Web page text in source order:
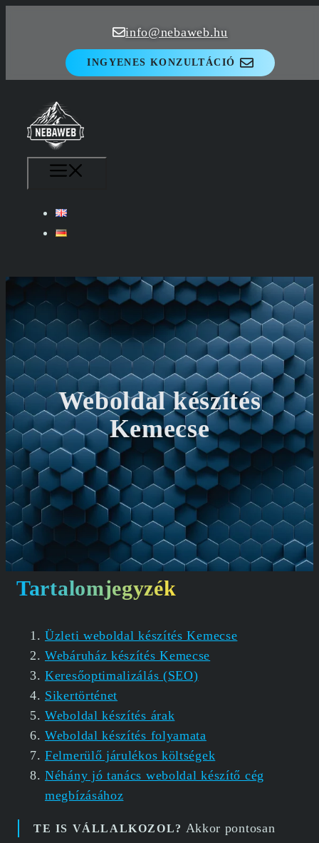
info@nebaweb.hu
INGYENES KONZULTÁCIÓ
Weboldal készítés
Kemecse
Tartalomjegyzék
Üzleti weboldal készítés Kemecse
Webáruház készítés Kemecse
Keresőoptimalizálás (SEO)
Sikertörténet
Weboldal készítés árak
Weboldal készítés folyamata
Felmerülő járulékos költségek
Néhány jó tanács weboldal készítő cég
megbízásához
TE IS VÁLLALKOZOL? Akkor pontosan